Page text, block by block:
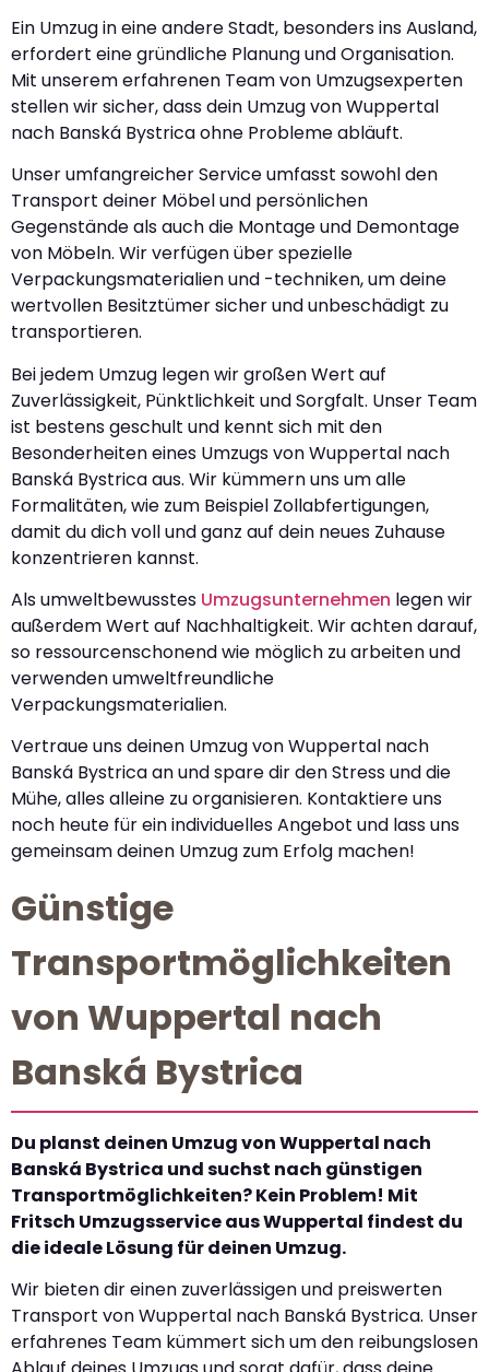
Ein Umzug in eine andere Stadt, besonders ins Ausland,
erfordert eine gründliche Planung und Organisation.
Mit unserem erfahrenen Team von Umzugsexperten
stellen wir sicher, dass dein Umzug von Wuppertal
nach Banská Bystrica ohne Probleme abläuft.
Unser umfangreicher Service umfasst sowohl den
Transport deiner Möbel und persönlichen
Gegenstände als auch die Montage und Demontage
von Möbeln. Wir verfügen über spezielle
Verpackungsmaterialien und -techniken, um deine
wertvollen Besitztümer sicher und unbeschädigt zu
transportieren.
Bei jedem Umzug legen wir großen Wert auf
Zuverlässigkeit, Pünktlichkeit und Sorgfalt. Unser Team
ist bestens geschult und kennt sich mit den
Besonderheiten eines Umzugs von Wuppertal nach
Banská Bystrica aus. Wir kümmern uns um alle
Formalitäten, wie zum Beispiel Zollabfertigungen,
damit du dich voll und ganz auf dein neues Zuhause
konzentrieren kannst.
Als umweltbewusstes Umzugsunternehmen legen wir
außerdem Wert auf Nachhaltigkeit. Wir achten darauf,
so ressourcenschonend wie möglich zu arbeiten und
verwenden umweltfreundliche
Verpackungsmaterialien.
Vertraue uns deinen Umzug von Wuppertal nach
Banská Bystrica an und spare dir den Stress und die
Mühe, alles alleine zu organisieren. Kontaktiere uns
noch heute für ein individuelles Angebot und lass uns
gemeinsam deinen Umzug zum Erfolg machen!
Günstige
Transportmöglichkeiten
von Wuppertal nach
Banská Bystrica
Du planst deinen Umzug von Wuppertal nach
Banská Bystrica und suchst nach günstigen
Transportmöglichkeiten? Kein Problem! Mit
Fritsch Umzugsservice aus Wuppertal findest du
die ideale Lösung für deinen Umzug.
Wir bieten dir einen zuverlässigen und preiswerten
Transport von Wuppertal nach Banská Bystrica. Unser
erfahrenes Team kümmert sich um den reibungslosen